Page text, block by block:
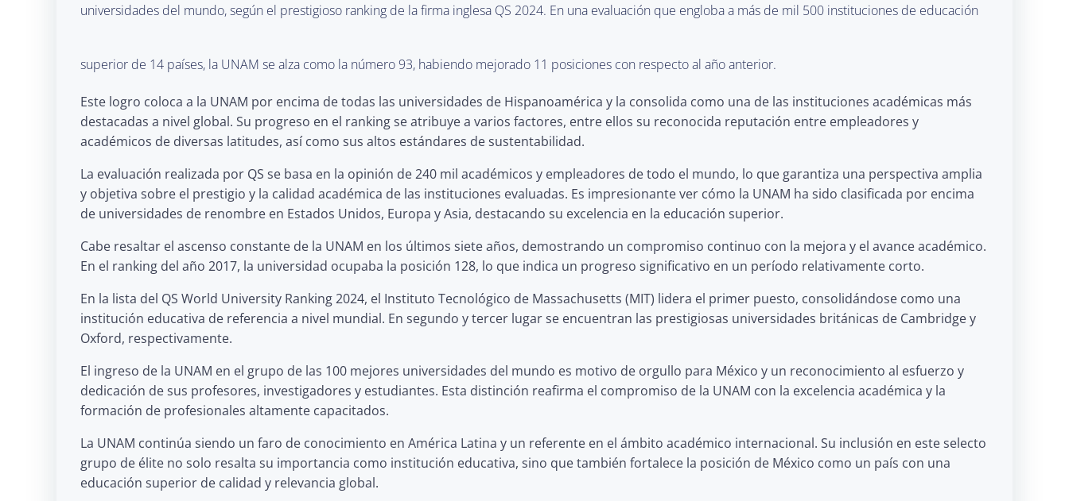
universidades del mundo, según el prestigioso ranking de la firma inglesa QS 2024. En una evaluación que engloba a más de mil 500 instituciones de educación
superior de 14 países, la UNAM se alza como la número 93, habiendo mejorado 11 posiciones con respecto al año anterior.
Este logro coloca a la UNAM por encima de todas las universidades de Hispanoamérica y la consolida como una de las instituciones académicas más
destacadas a nivel global. Su progreso en el ranking se atribuye a varios factores, entre ellos su reconocida reputación entre empleadores y
académicos de diversas latitudes, así como sus altos estándares de sustentabilidad.
La evaluación realizada por QS se basa en la opinión de 240 mil académicos y empleadores de todo el mundo, lo que garantiza una perspectiva amplia
y objetiva sobre el prestigio y la calidad académica de las instituciones evaluadas. Es impresionante ver cómo la UNAM ha sido clasificada por encima
de universidades de renombre en Estados Unidos, Europa y Asia, destacando su excelencia en la educación superior.
Cabe resaltar el ascenso constante de la UNAM en los últimos siete años, demostrando un compromiso continuo con la mejora y el avance académico.
En el ranking del año 2017, la universidad ocupaba la posición 128, lo que indica un progreso significativo en un período relativamente corto.
En la lista del QS World University Ranking 2024, el Instituto Tecnológico de Massachusetts (MIT) lidera el primer puesto, consolidándose como una
institución educativa de referencia a nivel mundial. En segundo y tercer lugar se encuentran las prestigiosas universidades británicas de Cambridge y
Oxford, respectivamente.
El ingreso de la UNAM en el grupo de las 100 mejores universidades del mundo es motivo de orgullo para México y un reconocimiento al esfuerzo y
dedicación de sus profesores, investigadores y estudiantes. Esta distinción reafirma el compromiso de la UNAM con la excelencia académica y la
formación de profesionales altamente capacitados.
La UNAM continúa siendo un faro de conocimiento en América Latina y un referente en el ámbito académico internacional. Su inclusión en este selecto
grupo de élite no solo resalta su importancia como institución educativa, sino que también fortalece la posición de México como un país con una
educación superior de calidad y relevancia global.